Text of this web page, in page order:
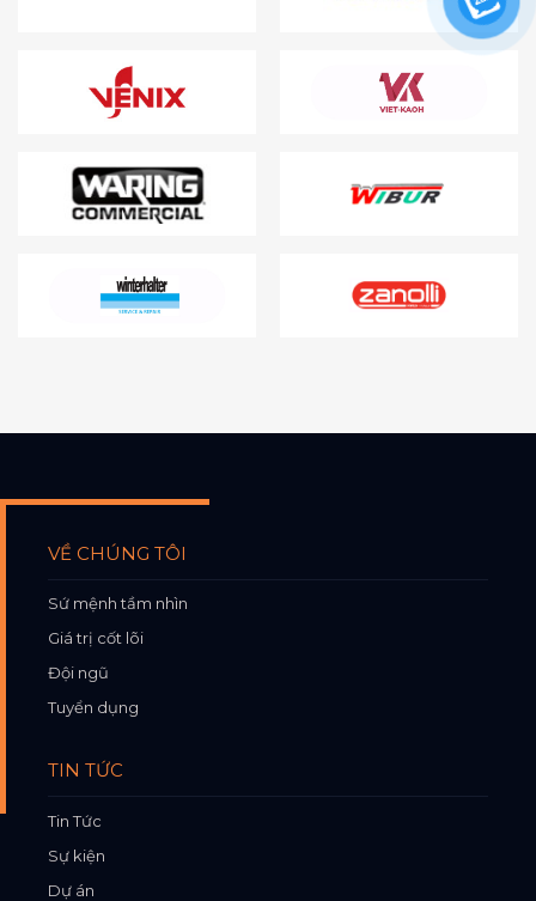
VỀ CHÚNG TÔI
Sứ mệnh tầm nhìn
Giá trị cốt lõi
Đội ngũ
Tuyển dụng
TIN TỨC
Tin Tức
Sự kiện
Dự án